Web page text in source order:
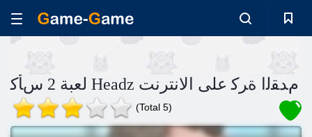
لعبة 2 ﺱﺄﻛ Headz ﻡﺪﻘﻟﺍ ﺓﺮﻛ على الانترنت
(Total 5)